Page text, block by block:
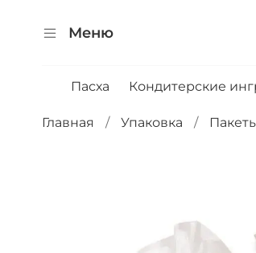
Меню
Пасха Кондитерские
Главная Упаковка